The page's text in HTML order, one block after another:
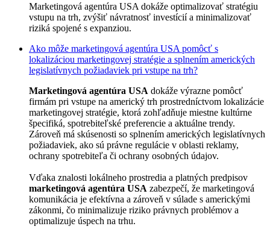
Marketingová agentúra USA dokáže optimalizovať stratégiu
vstupu na trh, zvýšiť návratnosť investícií a minimalizovať
riziká spojené s expanziou.
Ako môže marketingová agentúra USA pomôcť s
lokalizáciou marketingovej stratégie a splnením amerických
legislatívnych požiadaviek pri vstupe na trh?
Marketingová agentúra USA dokáže výrazne pomôcť
firmám pri vstupe na americký trh prostredníctvom lokalizácie
marketingovej stratégie, ktorá zohľadňuje miestne kultúrne
špecifiká, spotrebiteľské preferencie a aktuálne trendy.
Zároveň má skúsenosti so splnením amerických legislatívnych
požiadaviek, ako sú právne regulácie v oblasti reklamy,
ochrany spotrebiteľa či ochrany osobných údajov.
Vďaka znalosti lokálneho prostredia a platných predpisov
marketingová agentúra USA zabezpečí, že marketingová
komunikácia je efektívna a zároveň v súlade s americkými
zákonmi, čo minimalizuje riziko právnych problémov a
optimalizuje úspech na trhu.